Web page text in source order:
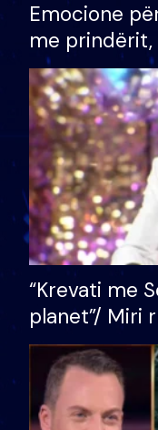
Emocione
me prindërit,
divorci apo
“Krevati me
planet”/ Miri
bukura në
mungojë